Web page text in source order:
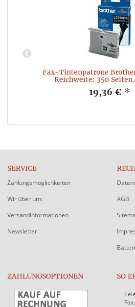
Fax-Tintenpatrone
Reichweite: 350
19,36 € *
SERVICE
Zahlungsmöglichkeiten
Wir über uns
Versandinformationen
Newsletter
AGB
ZAHLUNGSOPTIONEN SO